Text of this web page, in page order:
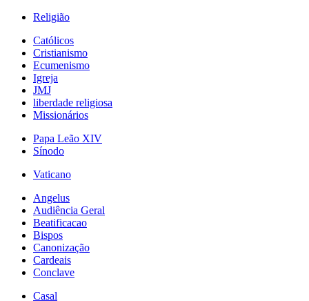
Religião
Católicos
Cristianismo
Ecumenismo
Igreja
JMJ
liberdade religiosa
Missionários
Papa Leão XIV
Sínodo
Vaticano
Angelus
Audiência Geral
Beatificacao
Bispos
Canonização
Cardeais
Conclave
Casal